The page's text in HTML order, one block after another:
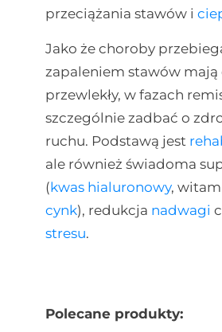
przeciążania stawów i
Jako że choroby
zapaleniem stawów mają
przewlekły, w fazach
szczególnie zadbać o
ruchu. Podstawą jest
ale również świadoma
(kwas hialuronowy,
cynk), redukcja nadwagi
stresu.
Polecane produkty: